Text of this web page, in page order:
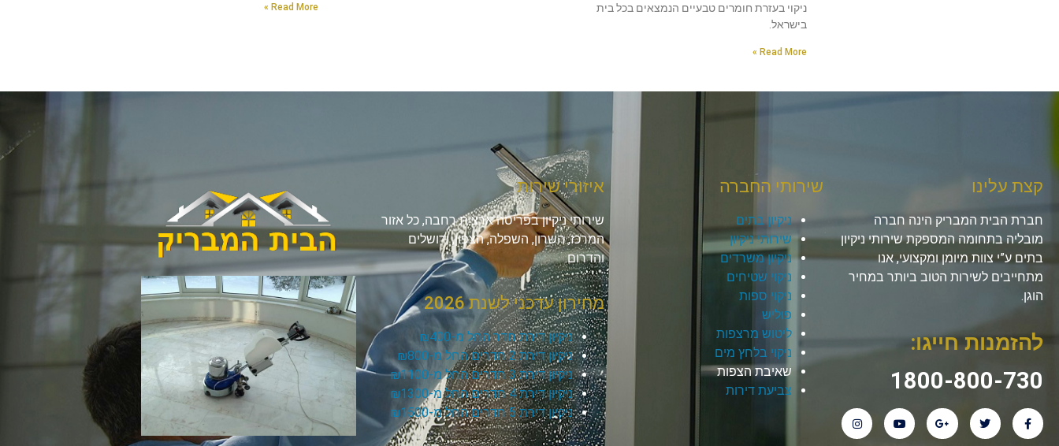
ניקוי בעזרת חומרים טבעיים הנמצאים בכל בית
בישראל.
Read More »
Read More »
קצת עלינו
חברת הבית המבריק הינה חברה
מובליה בתחומה המספקת שירותי ניקיון
בתים ע”י צוות מיומן ומקצועי, אנו
מתחייבים לשירות הטוב ביותר במחיר
הוגן.
להזמנות חייגו:
1800-800-730
שירותי החברה
ניקיון בתים
שירותי ניקיון
ניקיון משרדים
ניקוי שטיחים
ניקוי ספות
פוליש
ליטוש מרצפות
ניקוי בלחץ מים
שאיבת הצפות
צביעת דירות
איזורי שירות
שירותי ניקיון בפריסה ארצית רחבה, כל אזור
המרכז, השרון, השפלה, הצפון, ירושלים
והדרום.
מחירון עדכני לשנת 2026
ניקיון דירת חדר החל מ-₪400
ניקיון דירת 2 חדרים החל מ-₪800
ניקיון דירת 3 חדרים החל מ-₪1100
ניקיון דירת 4 חדרים החל מ-₪1300
ניקיון דירת 5 חדרים החל מ-₪1500